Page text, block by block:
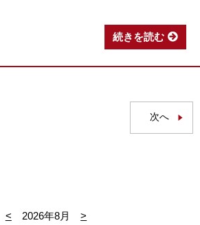
続きを読む
次へ
< 2026年8月
>